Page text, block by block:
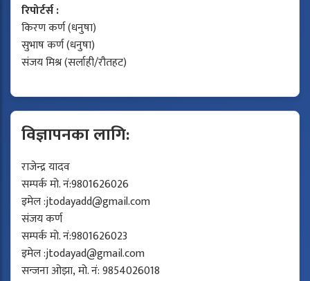
रिपोर्टर्स :
किरण कर्ण (धनुषा)
सुभाष कर्ण (धनुषा)
संजय मिश्र (सर्लाही/रौतहट)
विज्ञापनका लागि:
राजेन्द्र यादव
सम्पर्क मो. नं:9801626026
इमेल :jtodayadd@gmail.com
संजय कर्ण
सम्पर्क मो. नं:9801626023
इमेल :jtodayad@gmail.com
सन्जना ओझा, मो. नं: 9854026018